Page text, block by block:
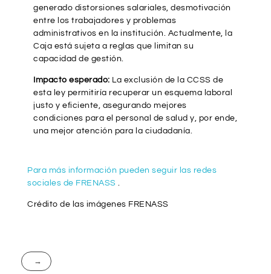
generado distorsiones salariales, desmotivación
entre los trabajadores y problemas
administrativos en la institución. Actualmente, la
Caja está sujeta a reglas que limitan su
capacidad de gestión.
Impacto esperado: La exclusión de la CCSS de
esta ley permitiría recuperar un esquema laboral
justo y eficiente, asegurando mejores
condiciones para el personal de salud y, por ende,
una mejor atención para la ciudadanía.
Para más información pueden seguir las redes
sociales de FRENASS
Crédito de las imágenes FRENASS